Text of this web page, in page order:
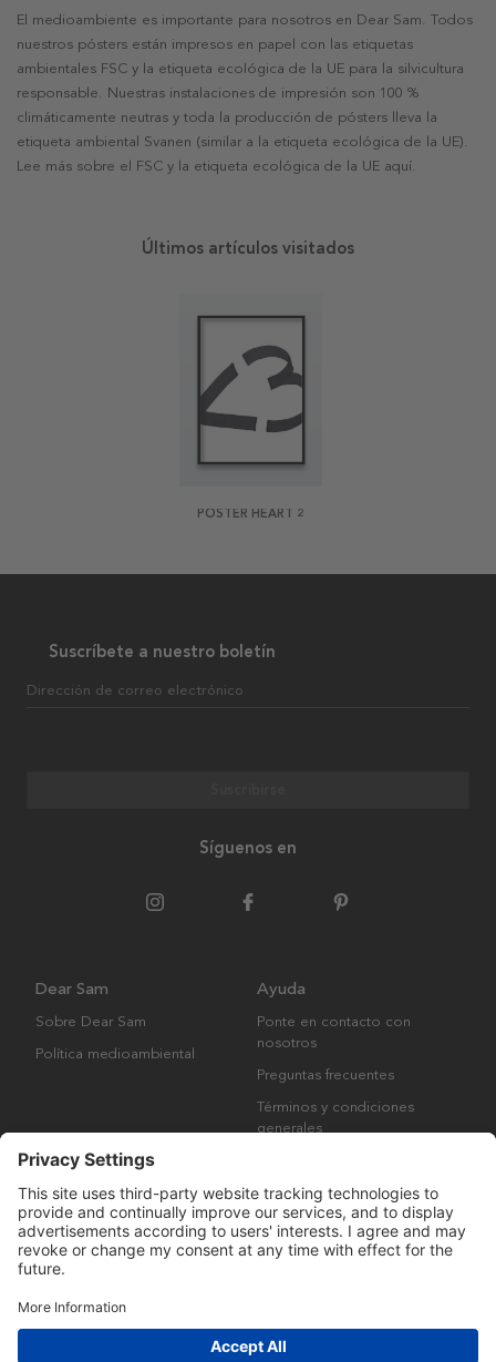
El medioambiente es importante para nosotros en Dear Sam. Todos
nuestros pósters están impresos en papel con las etiquetas
ambientales FSC y la etiqueta ecológica de la UE para la silvicultura
responsable. Nuestras instalaciones de impresión son 100 %
climáticamente neutras y toda la producción de pósters lleva la
etiqueta ambiental Svanen (similar a la etiqueta ecológica de la UE).
Lee más sobre el FSC y la etiqueta ecológica de la UE aquí.
Últimos artículos visitados
POSTER HEART 2
Suscríbete a nuestro boletín
Dirección de correo electrónico
Síguenos en
Dear Sam
Sobre Dear Sam
Política medioambiental
Ayuda
Ponte en contacto con
nosotros
Preguntas frecuentes
Términos y condiciones
generales
Derechos de autor © Many Brands AB 2023. Todos los derechos